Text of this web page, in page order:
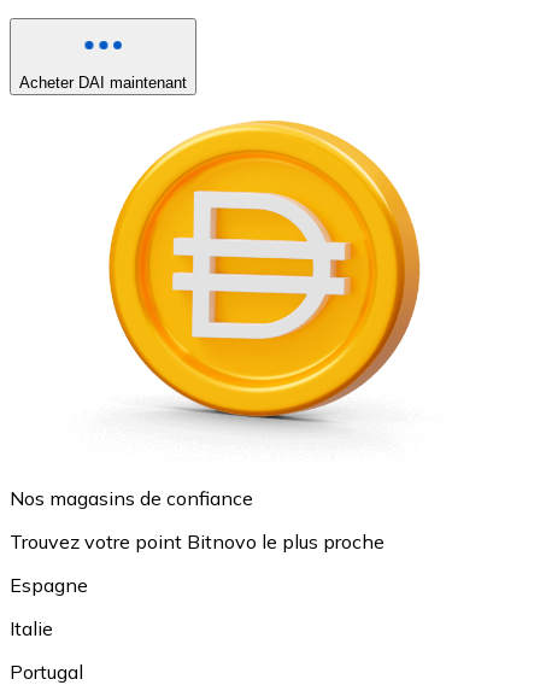
Acheter DAI maintenant
Nos magasins de confiance
Trouvez votre point Bitnovo le plus proche
Espagne
Italie
Portugal